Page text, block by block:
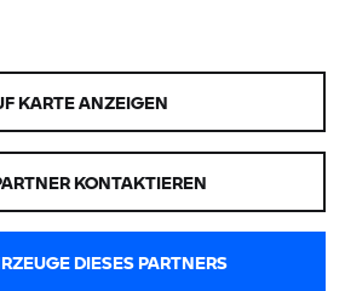
KARTE ANZEIGEN
KONTAKTIEREN
DIESES PARTNERS